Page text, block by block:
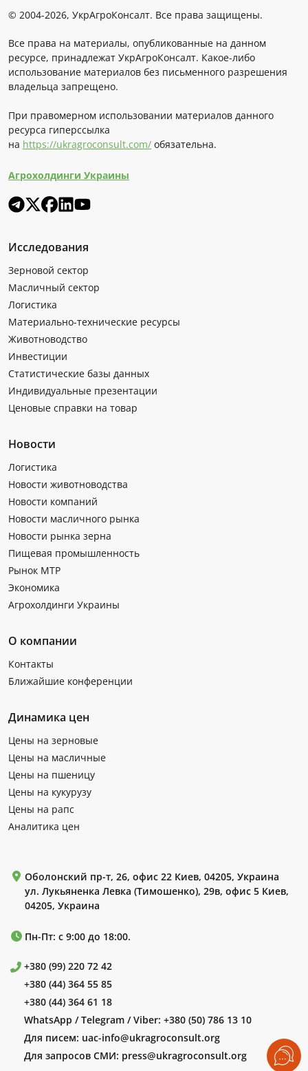
© 2004-2026, УкрАгроКонсалт. Все права защищены.
Все права на материалы, опубликованные на данном
ресурсе, принадлежат УкрАгроКонсалт. Какое-либо
использование материалов без письменного разрешения
владельца запрещено.
При правомерном использовании материалов данного
ресурса гиперссылка
на https://ukragroconsult.com/ обязательна.
Агрохолдинги Украины
Исследования
Зерновой сектор
Масличный сектор
Логистика
Материально-технические ресурсы
Животноводство
Инвестиции
Статистические базы данных
Индивидуальные презентации
Ценовые справки на товар
Новости
Логистика
Новости животноводства
Новости компаний
Новости масличного рынка
Новости рынка зерна
Пищевая промышленность
Рынок МТР
Экономика
Агрохолдинги Украины
О компании
Контакты
Ближайшие конференции
Динамика цен
Цены на зерновые
Цены на масличные
Цены на пшеницу
Цены на кукурузу
Цены на рапс
Аналитика цен
Оболонский пр-т, 26, офис 22 Киев, 04205, Украина
ул. Лукьяненка Левка (Тимошенко), 29в, офис 5 Киев,
04205, Украина
Пн-Пт: с 9:00 до 18:00.
+380 (99) 220 72 42
+380 (44) 364 55 85
+380 (44) 364 61 18
WhatsApp / Telegram / Viber: +380 (50) 786 13 10
Для писем: uac-info@ukragroconsult.org
Для запросов СМИ: press@ukragroconsult.org